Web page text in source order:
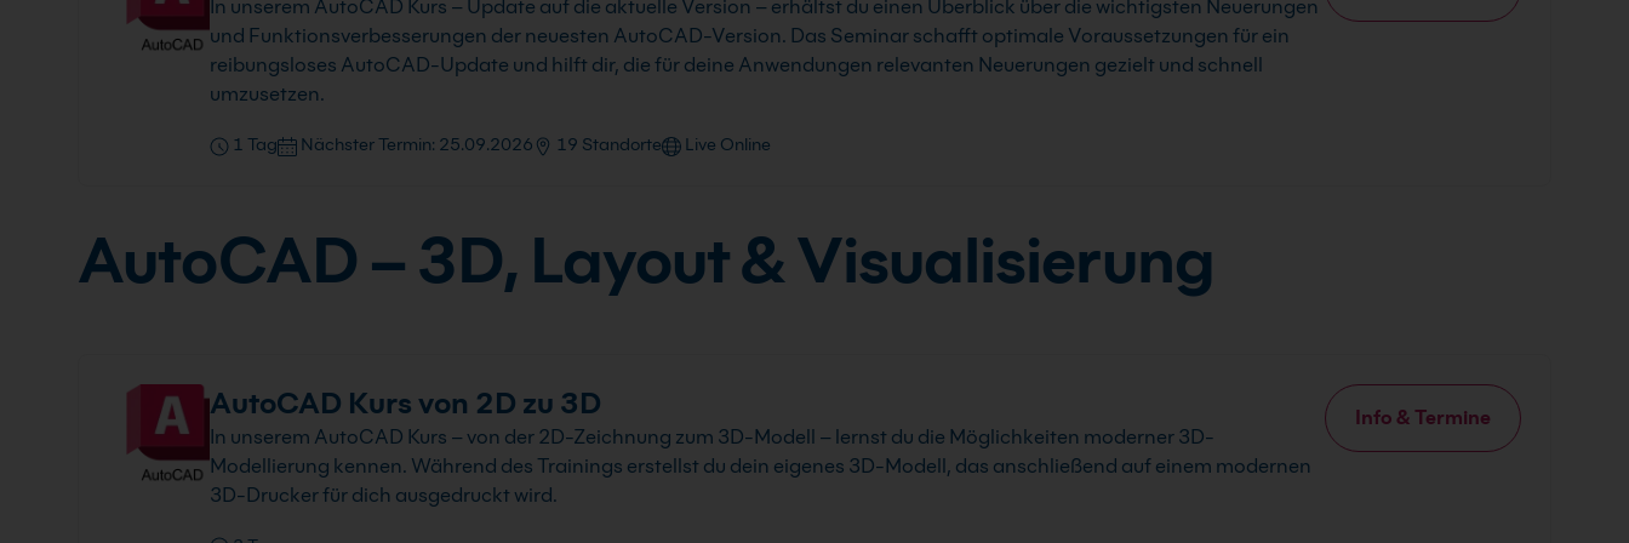
In unserem AutoCAD Kurs – Update auf die aktuelle Version – erhältst du einen Überblick über die wichtigsten Neuerungen
und Funktionsverbesserungen der neuesten AutoCAD-Version. Das Seminar schafft optimale Voraussetzungen für ein
reibungsloses AutoCAD-Update und hilft dir, die für deine Anwendungen relevanten Neuerungen gezielt und schnell
umzusetzen.
1 Tag Nächster Termin: 25.09.2026 19 Standorte Live Online
AutoCAD – 3D, Layout & Visualisierung
AutoCAD Kurs von 2D zu 3D
In unserem AutoCAD Kurs – von der 2D-Zeichnung zum 3D-Modell – lernst du die Möglichkeiten moderner 3D-
Modellierung kennen. Während des Trainings erstellst du dein eigenes 3D-Modell, das anschließend auf einem modernen
3D-Drucker für dich ausgedruckt wird.
Info & Termine